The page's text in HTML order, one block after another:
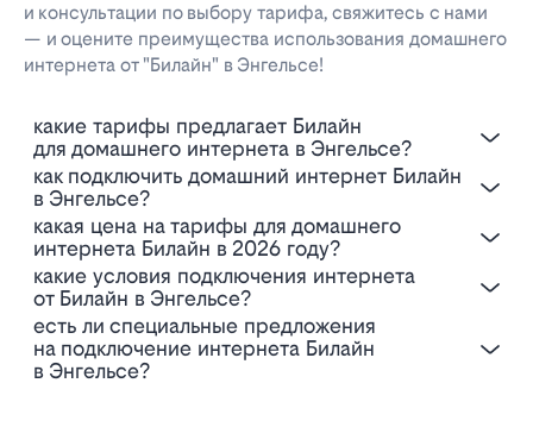
и консультации по выбору тарифа, свяжитесь с нами
— и оцените преимущества использования домашнего
интернета от "Билайн" в Энгельсе!
Какие тарифы предлагает Билайн
для домашнего интернета в Энгельсе?
Как подключить домашний интернет Билайн
в Энгельсе?
Какая цена на тарифы для домашнего
интернета Билайн в 2026 году?
Какие условия подключения интернета
от Билайн в Энгельсе?
Есть ли специальные предложения
на подключение интернета Билайн
в Энгельсе?